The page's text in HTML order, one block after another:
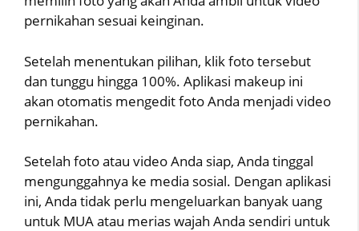
pernikahan sesuai keinginan.
Setelah menentukan pilihan, klik foto tersebut
dan tunggu hingga 100%. Aplikasi makeup ini
akan otomatis mengedit foto Anda menjadi video
pernikahan.
Setelah foto atau video Anda siap, Anda tinggal
mengunggahnya ke media sosial. Dengan aplikasi
ini, Anda tidak perlu mengeluarkan banyak uang
untuk MUA atau merias wajah Anda sendiri untuk